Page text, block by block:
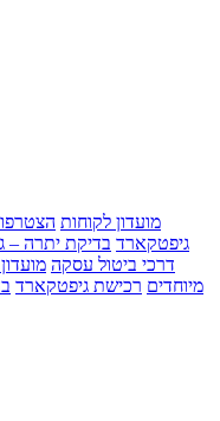
מועדון לקוחות
גיפטקארד בדיקת יתרה –
דרכי ביטול עסקה
מיוחדים רכישת גיפטקארד